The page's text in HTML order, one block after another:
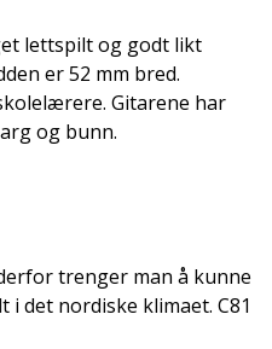
lettspilt og godt likt
er 52 mm bred.
Gitarene har
og bunn.
trenger man å kunne
det nordiske klimaet. C81